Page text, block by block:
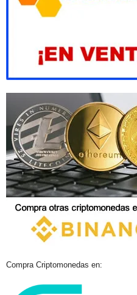
Compra Criptomonedas en: